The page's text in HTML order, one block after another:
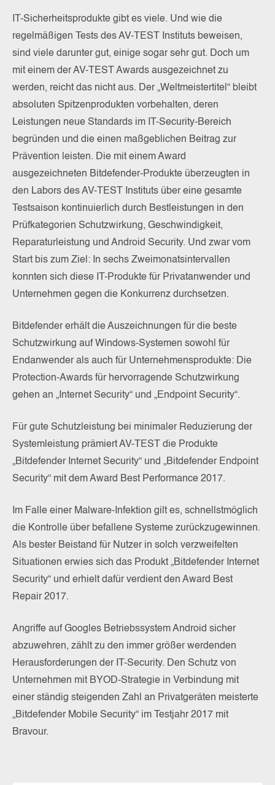
IT-Sicherheitsprodukte gibt es viele. Und wie die
regelmäßigen Tests des AV-TEST Instituts beweisen,
sind viele darunter gut, einige sogar sehr gut. Doch um
mit einem der AV-TEST Awards ausgezeichnet zu
werden, reicht das nicht aus. Der „Weltmeistertitel“ bleibt
absoluten Spitzenprodukten vorbehalten, deren
Leistungen neue Standards im IT-Security-Bereich
begründen und die einen maßgeblichen Beitrag zur
Prävention leisten. Die mit einem Award
ausgezeichneten Bitdefender-Produkte überzeugten in
den Labors des AV-TEST Instituts über eine gesamte
Testsaison kontinuierlich durch Bestleistungen in den
Prüfkategorien Schutzwirkung, Geschwindigkeit,
Reparaturleistung und Android Security. Und zwar vom
Start bis zum Ziel: In sechs Zweimonatsintervallen
konnten sich diese IT-Produkte für Privatanwender und
Unternehmen gegen die Konkurrenz durchsetzen.
Bitdefender erhält die Auszeichnungen für die beste
Schutzwirkung auf Windows-Systemen sowohl für
Endanwender als auch für Unternehmensprodukte: Die
Protection-Awards für hervorragende Schutzwirkung
gehen an „Internet Security“ und „Endpoint Security“.
Für gute Schutzleistung bei minimaler Reduzierung der
Systemleistung prämiert AV-TEST die Produkte
„Bitdefender Internet Security“ und „Bitdefender Endpoint
Security“ mit dem Award Best Performance 2017.
Im Falle einer Malware-Infektion gilt es, schnellstmöglich
die Kontrolle über befallene Systeme zurückzugewinnen.
Als bester Beistand für Nutzer in solch verzweifelten
Situationen erwies sich das Produkt „Bitdefender Internet
Security“ und erhielt dafür verdient den Award Best
Repair 2017.
Angriffe auf Googles Betriebssystem Android sicher
abzuwehren, zählt zu den immer größer werdenden
Herausforderungen der IT-Security. Den Schutz von
Unternehmen mit BYOD-Strategie in Verbindung mit
einer ständig steigenden Zahl an Privatgeräten meisterte
„Bitdefender Mobile Security“ im Testjahr 2017 mit
Bravour.